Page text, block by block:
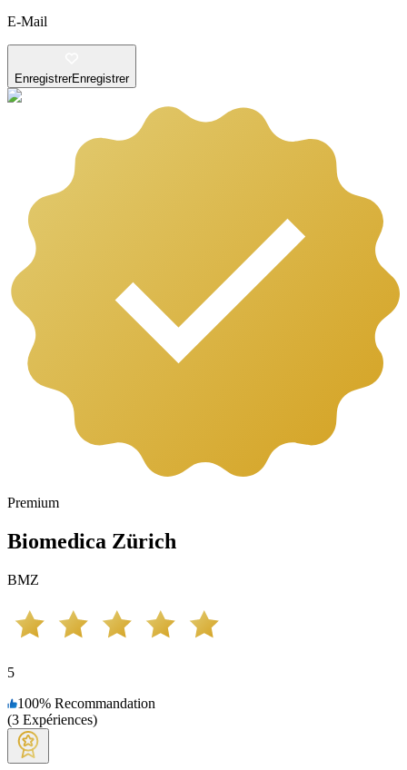
E-Mail
EnregistrerEnregistrer
Premium
Biomedica Zürich
BMZ
5
100% Recommandation
(3 Expériences)